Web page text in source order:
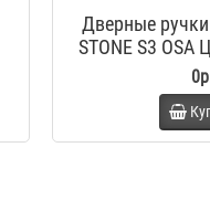
Дверные
STONE S3 OSA